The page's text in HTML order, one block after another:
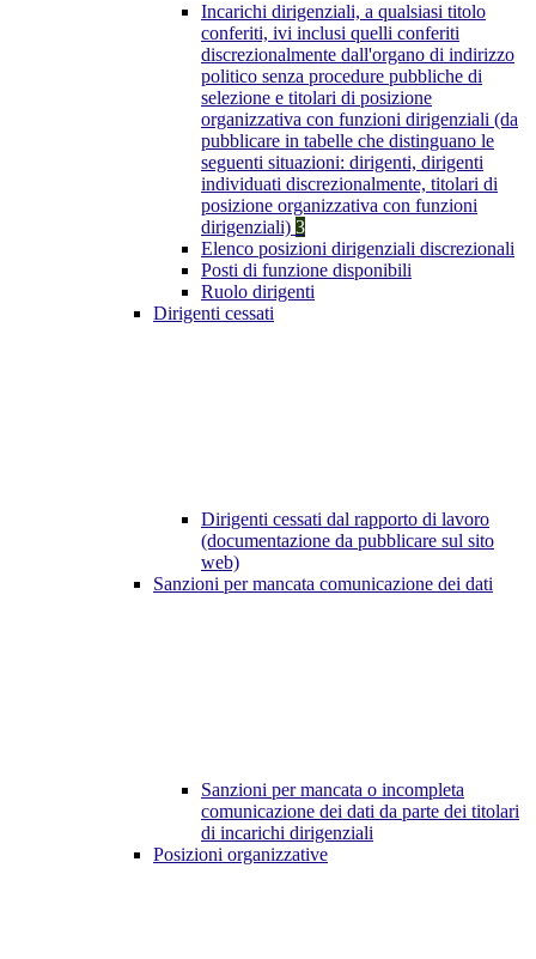
Incarichi dirigenziali, a qualsiasi titolo
conferiti, ivi inclusi quelli conferiti
discrezionalmente dall'organo di indirizzo
politico senza procedure pubbliche di
selezione e titolari di posizione
organizzativa con funzioni dirigenziali (da
pubblicare in tabelle che distinguano le
seguenti situazioni: dirigenti, dirigenti
individuati discrezionalmente, titolari di
posizione organizzativa con funzioni
dirigenziali) 3
Elenco posizioni dirigenziali discrezionali
Posti di funzione disponibili
Ruolo dirigenti
Dirigenti cessati
Dirigenti cessati dal rapporto di lavoro
(documentazione da pubblicare sul sito
web)
Sanzioni per mancata comunicazione dei dati
Sanzioni per mancata o incompleta
comunicazione dei dati da parte dei titolari
di incarichi dirigenziali
Posizioni organizzative